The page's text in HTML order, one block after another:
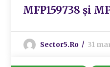
MFP159738 și
Sector5.ro 31